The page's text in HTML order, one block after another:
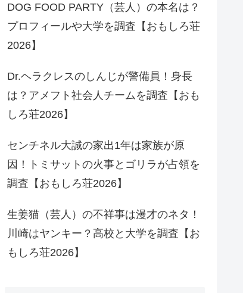
DOG FOOD PARTY（芸人）の本名は？
プロフィールや大学を調査【おもしろ荘
2026】
Dr.ヘラクレスのしんじが警備員！身長
は？アメフト社会人チームを調査【おも
しろ荘2026】
センチネル大誠の家出1年は家族が原
因！トミサットの火事とゴリラが占領を
調査【おもしろ荘2026】
生姜猫（芸人）の不祥事は漫才のネタ！
川崎はヤンキー？高校と大学を調査【お
もしろ荘2026】